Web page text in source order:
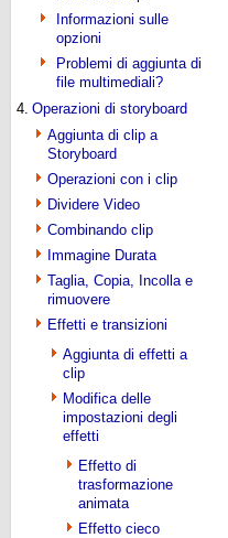
Informazioni sulle
opzioni
Problemi di aggiunta di
file multimediali?
4. Operazioni di storyboard
Aggiunta di clip a
Storyboard
Operazioni con i clip
Dividere Video
Combinando clip
Immagine Durata
Taglia, Copia, Incolla e
rimuovere
Effetti e transizioni
Aggiunta di effetti a
clip
Modifica delle
impostazioni degli
effetti
Effetto di
trasformazione
animata
Effetto cieco